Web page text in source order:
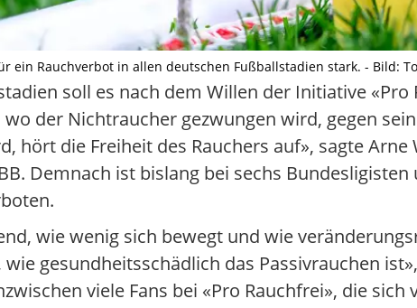
ein Rauchverbot in allen deutschen Fußballstadien stark. - Bild:
soll es nach dem Willen der Initiative
wo der Nichtraucher gezwungen wird, gegen
hört die Freiheit des Rauchers auf», sagte
Demnach ist bislang bei sechs
wie wenig sich bewegt und wie
gesundheitsschädlich das Passivrauchen
viele Fans bei «Pro Rauchfrei», die